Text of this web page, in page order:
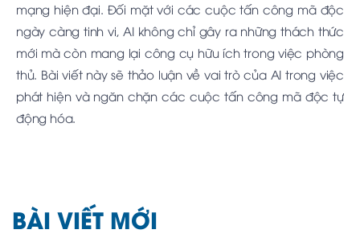
mạng hiện đại. Đối mặt với các cuộc tấn công mã độc
ngày càng tinh vi, AI không chỉ gây ra những thách thức
mới mà còn mang lại công cụ hữu ích trong việc phòng
thủ. Bài viết này sẽ thảo luận về vai trò của AI trong việc
phát hiện và ngăn chặn các cuộc tấn công mã độc tự
động hóa.
BÀI VIẾT MỚI